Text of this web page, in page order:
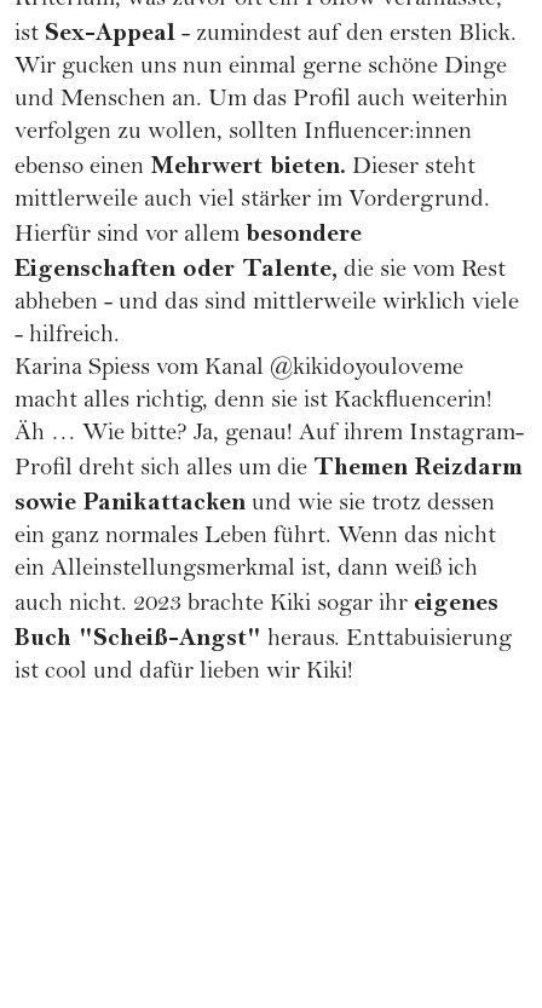
ist Sex-Appeal - zumindest auf den ersten Blick.
Wir gucken uns nun einmal gerne schöne Dinge
und Menschen an. Um das Profil auch weiterhin
verfolgen zu wollen, sollten Influencer:innen
ebenso einen Mehrwert bieten. Dieser steht
mittlerweile auch viel stärker im Vordergrund.
Hierfür sind vor allem besondere
Eigenschaften oder Talente, die sie vom Rest
abheben - und das sind mittlerweile wirklich viele
- hilfreich.
Karina Spiess vom Kanal @kikidoyouloveme
macht alles richtig, denn sie ist Kackfluencerin!
Äh … Wie bitte? Ja, genau! Auf ihrem Instagram-
Profil dreht sich alles um die Themen Reizdarm
sowie Panikattacken und wie sie trotz dessen
ein ganz normales Leben führt. Wenn das nicht
ein Alleinstellungsmerkmal ist, dann weiß ich
auch nicht. 2023 brachte Kiki sogar ihr eigenes
Buch "Scheiß-Angst" heraus. Enttabuisierung
ist cool und dafür lieben wir Kiki!